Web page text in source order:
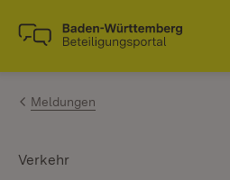
Zum Inhalt springen
Link zur Startseite
Meldungen
Verkehr